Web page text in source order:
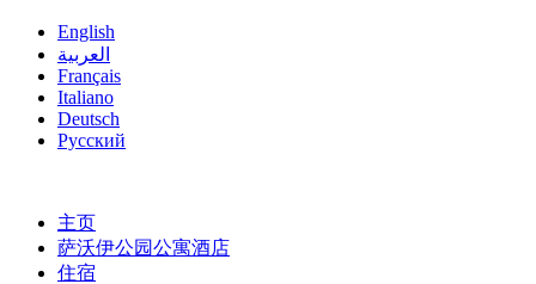
English
العربية
Français
Italiano
Deutsch
Русский
主页
萨沃伊公园公寓酒店
住宿